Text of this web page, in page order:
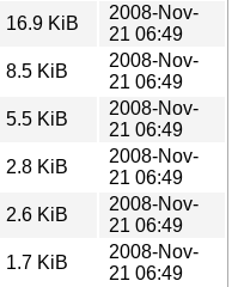
16.9 KiB
2008-Nov-
21 06:49
8.5 KiB
2008-Nov-
21 06:49
5.5 KiB
2008-Nov-
21 06:49
2.8 KiB
2008-Nov-
21 06:49
2.6 KiB
2008-Nov-
21 06:49
1.7 KiB
2008-Nov-
21 06:49